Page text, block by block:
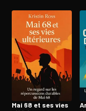
Mai 68 et ses vies